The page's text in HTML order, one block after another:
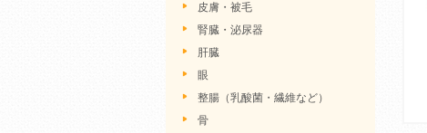
皮膚・被毛
腎臓・泌尿器
肝臓
眼
整腸（乳酸菌・繊維など）
骨